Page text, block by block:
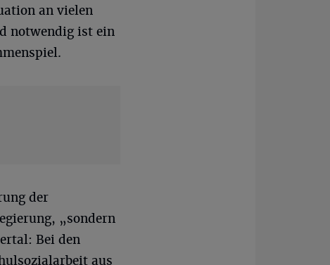
an vielen
notwendig ist ein
der
„sondern
Bei den
aus